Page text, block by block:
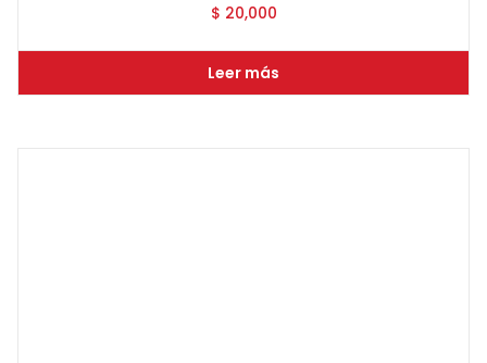
$ 20,000
Leer más